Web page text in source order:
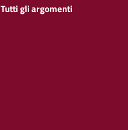
Tutti gli argomenti